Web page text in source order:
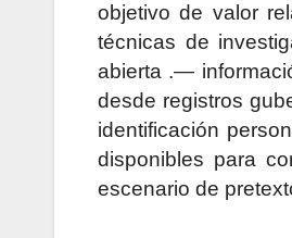
objetivo de valor
técnicas de
abierta .—
desde registros
identificación
disponibles para
escenario de